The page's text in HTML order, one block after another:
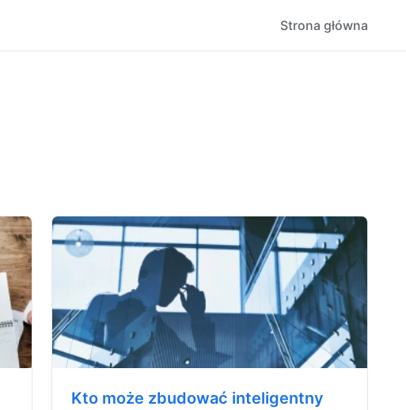
Strona główna
Kto może zbudować inteligentny